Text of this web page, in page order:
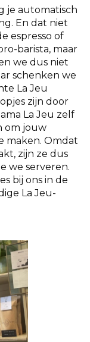
je automatisch
En dat niet
espresso of
barista, maar
we dus niet
schenken we
La Jeu
zijn door
La Jeu zelf
om jouw
maken. Omdat
zijn ze dus
we serveren.
bij ons in de
La Jeu-